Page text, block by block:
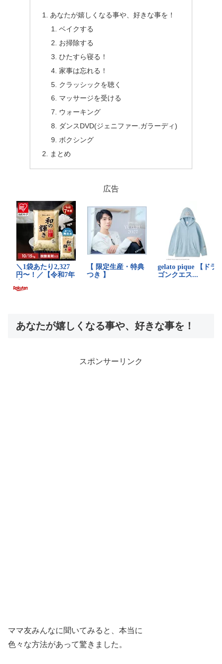
あなたが嬉しくなる事や、好きな事を！
ベイクする
お掃除する
ひたすら寝る！
家事は忘れる！
クラッシックを聴く
マッサージを受ける
ウォーキング
ダンスDVD(ジェニファー.ガラーディ)
ボクシング
まとめ
広告
あなたが嬉しくなる事や、好きな事を！
スポンサーリンク
ママ友みんなに聞いてみると、本当に
色々な方法があって驚きました。